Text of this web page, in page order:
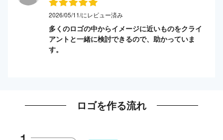
2026/05/11/にレビュー済み
多くのロゴの中からイメージに近いものをクライ
アントと一緒に検討できるので、助かっていま
す。
ロゴを作る流れ